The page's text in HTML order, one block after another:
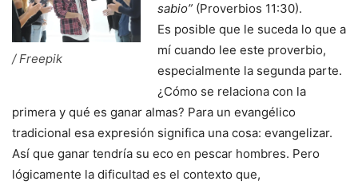
/ Freepik
sabio” (Proverbios 11:30).
Es posible que le suceda lo que a
mí cuando lee este proverbio,
especialmente la segunda parte.
¿Cómo se relaciona con la
primera y qué es ganar almas? Para un evangélico
tradicional esa expresión significa una cosa: evangelizar.
Así que ganar tendría su eco en pescar hombres. Pero
lógicamente la dificultad es el contexto que,